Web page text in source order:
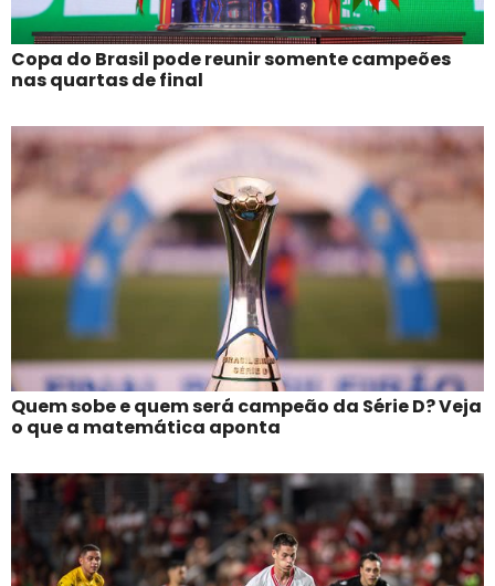
Copa do Brasil pode reunir somente campeões
nas quartas de final
Quem sobe e quem será campeão da Série D? Veja
o que a matemática aponta